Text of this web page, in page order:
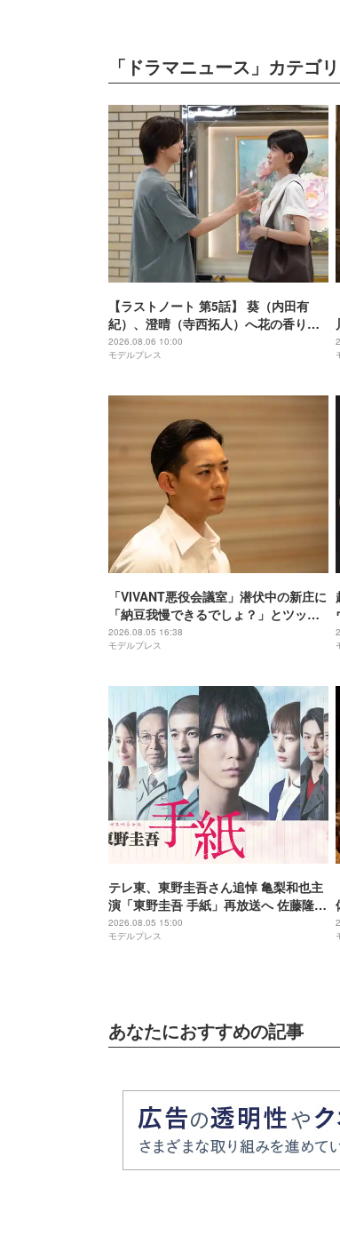
「ドラマニュース」カテゴ
【ラストノート 第5話】 葵（内田有
紀）、澄晴（寺西拓人）へ花の香り感
じなくなった経緯明かす
2026.08.06 10:00
モデルプレス
「VIVANT悪役会議室」潜伏中の新庄に
「納豆我慢できるでしょ？」とツッコ
ミ「VIVANT考察をする視聴者目線」
「私も会議に参加したい」と話題【ネ
2026.08.05 16:38
モデルプレス
テレ東、東野圭吾さん追悼 亀梨和也主
演「東野圭吾 手紙」再放送へ 佐藤隆
太・本田翼・中村倫也ら出演
2026.08.05 15:00
モデルプレス
あなたにおすすめの記事